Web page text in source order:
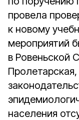
провела
к новому
мероприятий
в Ровеньской
населения